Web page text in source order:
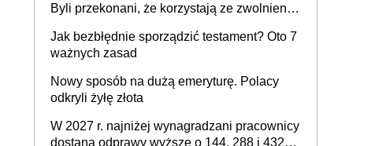
Byli przekonani, że korzystają ze zwolnienia
Jak bezbłędnie sporządzić testament? Oto 7
ważnych zasad
Nowy sposób na dużą emeryturę. Polacy
odkryli żyłę złota
W 2027 r. najniżej wynagradzani pracownicy
dostaną odprawy wyższe o 144, 288 i 432